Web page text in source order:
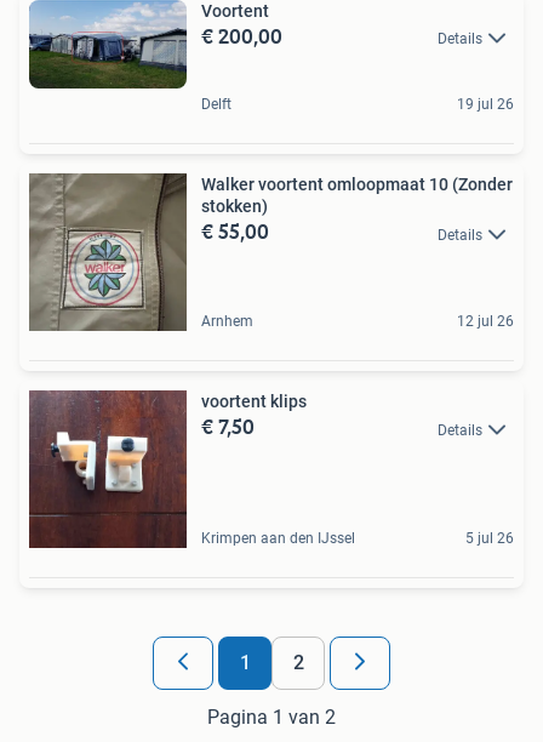
Voortent
€ 200,00 Details
Delft 19 jul 26
Walker voortent omloopmaat 10 (Zonder
stokken)
€ 55,00 Details
Arnhem 12 jul 26
voortent klips
€ 7,50 Details
Krimpen aan den IJssel 5 jul 26
1 2
Pagina 1 van 2